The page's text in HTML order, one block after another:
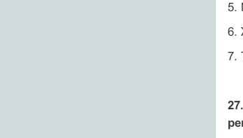
5.
6.
7.